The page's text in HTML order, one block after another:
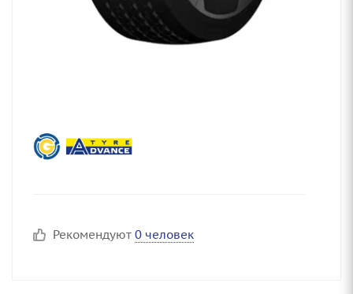
Рекомендуют 0 человек